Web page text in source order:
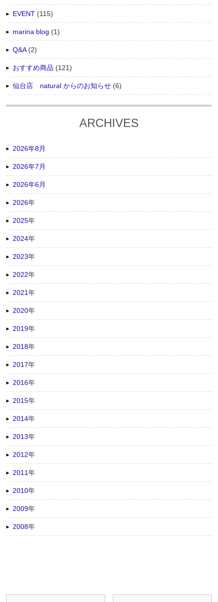
EVENT (115)
marina blog (1)
Q&A(2)
おすすめ商品 (121)
仙台店 natural からのお知らせ (6)
ARCHIVES
2026年8月
2026年7月
2026年6月
2026年
2025年
2024年
2023年
2022年
2021年
2020年
2019年
2018年
2017年
2016年
2015年
2014年
2013年
2012年
2011年
2010年
2009年
2008年